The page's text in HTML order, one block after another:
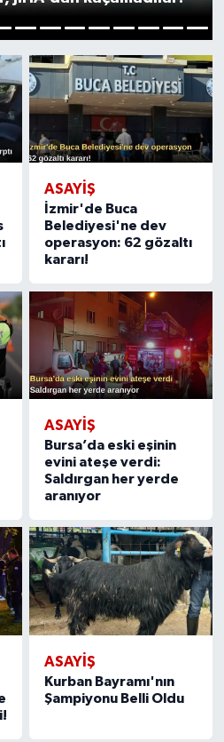
ASAYIŞ
İzmir'de Buca
Belediyesi'ne dev
operasyon: 62 gözaltı
kararı!
ASAYIŞ
Bursa’da eski eşinin
evini ateşe verdi:
Saldırgan her yerde
aranıyor
ASAYIŞ
Kurban Bayramı'nın
Şampiyonu Belli Oldu